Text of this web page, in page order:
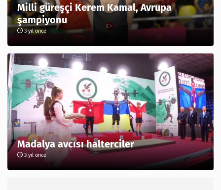
Milli güreşçi Kerem Kamal, Avrupa
şampiyonu
3 yıl önce
Madalya avcısı halterciler
3 yıl önce